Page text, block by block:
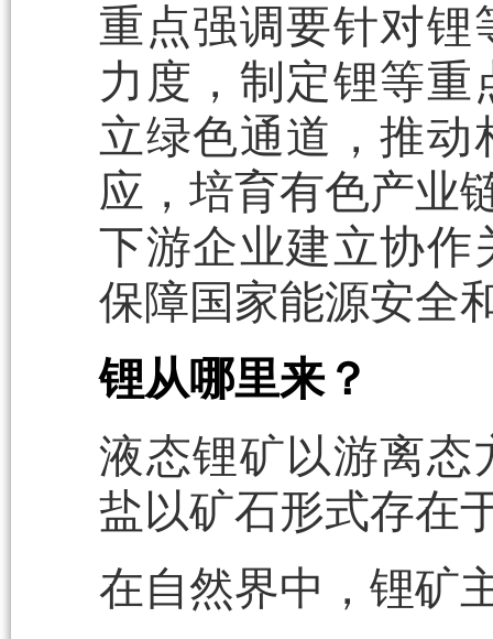
重点强调要针对锂
力度，制定锂等
立绿色通道，推
应，培育有色产业
下游企业建立协作
保障国家能源安全
锂从哪里来？
液态锂矿以游离态
盐以矿石形式存在
在自然界中，锂矿